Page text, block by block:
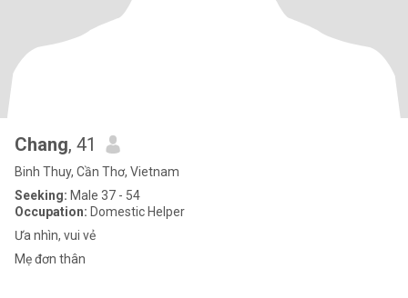
Chang, 41
Binh Thuy, Cần Thơ, Vietnam
Seeking: Male 37 - 54
Occupation: Domestic Helper
Ưa nhìn, vui vẻ
Mẹ đơn thân